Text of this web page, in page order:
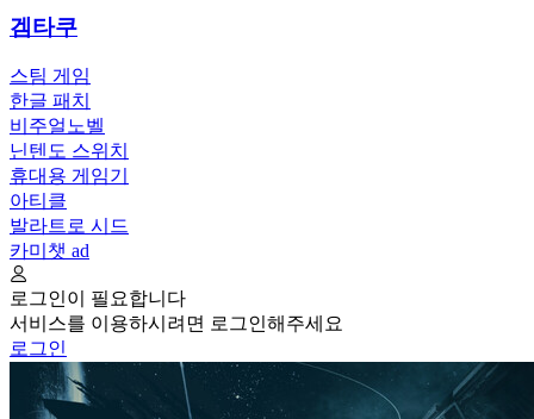
겜타쿠
스팀 게임
한글 패치
비주얼노벨
닌텐도 스위치
휴대용 게임기
아티클
발라트로 시드
카미챗 ad
로그인이 필요합니다
서비스를 이용하시려면 로그인해주세요
로그인